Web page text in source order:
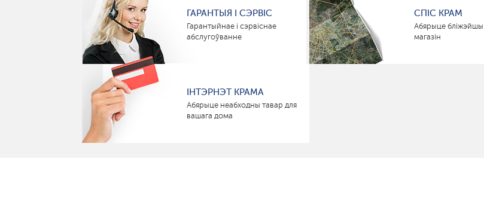
ГАРАНТЫЯ І СЭРВІС
Гарантыйнае і сэрвіснае
абслугоўванне
СПІС КРАМ
Абярыце бліжэйшы
магазін
ІНТЭРНЭТ КРАМА
Абярыце неабходны тавар для
вашага дома